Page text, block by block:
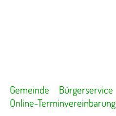
Gemeinde
Bürgerservice
Online-Terminvereinbarung